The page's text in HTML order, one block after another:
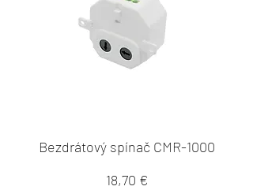
Bezdrátový spínač CMR-1000
Cena
18,70 €